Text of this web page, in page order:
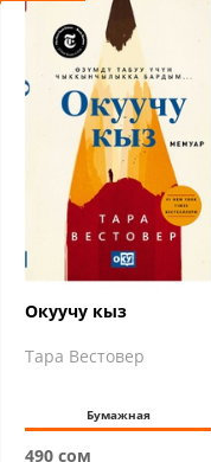
Окуучу кыз
Тара Вестовер
Бумажная
490 сом